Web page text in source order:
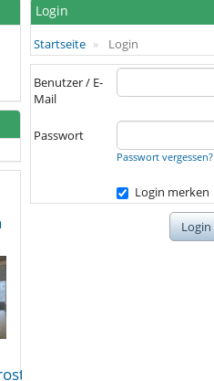
Login
Startseite Login
Benutzer / E-
Mail
Passwort
Passwort vergessen?
Login merken
Login